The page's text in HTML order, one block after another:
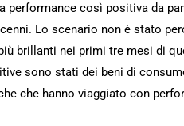
performance così positiva da
Lo scenario non è stato
brillanti nei primi tre mesi di
sono stati dei beni di
che hanno viaggiato con